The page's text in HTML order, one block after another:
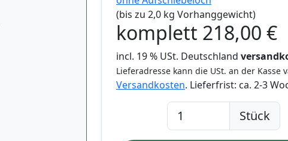
(bis zu 2,0 kg Vorhanggewicht)
komplett 218,00 €
incl. 19 % USt. Deutschland
Lieferadresse kann die USt. an der Kasse
Versandkosten. Lieferfrist: ca. 2-3
Stück